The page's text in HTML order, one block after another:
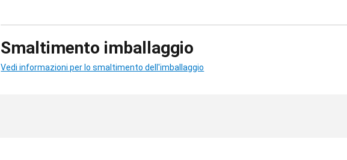
Smaltimento imballaggio
Vedi informazioni per lo smaltimento dell'imballaggio